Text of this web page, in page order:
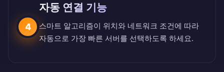
4
자동 연결 기능
스마트 알고리즘이 위치와 네트워크 조건에 따라
자동으로 가장 빠른 서버를 선택하도록 하세요.